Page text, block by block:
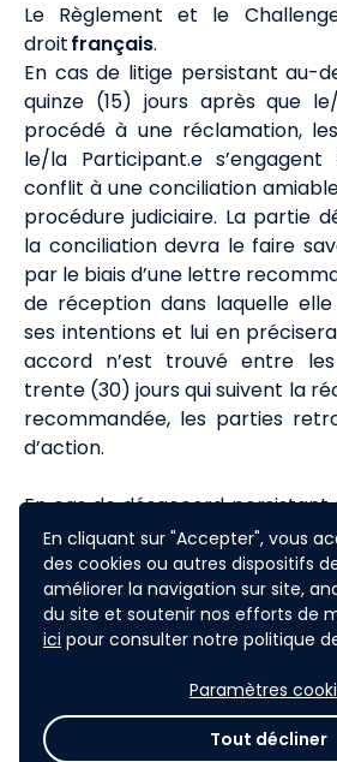
En cliquant sur "Accepter", vous
des cookies ou autres dispositifs
améliorer la navigation sur site,
du site et soutenir nos efforts de
ici pour consulter notre politique
Paramètres
Tout décliner
Le Règlement et le
droitfrançais.
En cas de litige persistant au-
quinze (15) jours après que
procédé à une réclamation,
le/la Participant.e
conflit à une conciliation
procédure judiciaire. La partie
la conciliation devra le faire
par le biais d’une lettre
de réception dans laquelle
ses intentions et lui en
accord n’est trouvé entre
trente (30) jours qui suivent la
recommandée, les parties
d’action.
En cas de désaccord persistant
l'interprétation du Règlement,
amiable, tout litige susceptible
parties, sera soumis à la
tribunaux français
expressément attribution de
en cas de pluralité de
d'appel en garantie ou par